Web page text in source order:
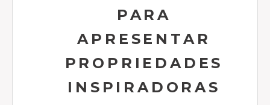
PARA
APRESENTAR
PROPRIEDADES
INSPIRADORAS